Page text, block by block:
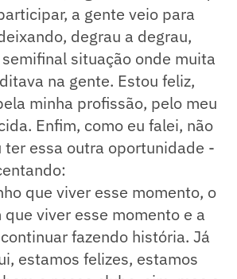
a gente veio para
degrau a degrau,
situação onde muita
na gente. Estou feliz,
minha profissão, pelo meu
Enfim, como eu falei, não
ter essa outra oportunidade -
que viver esse momento, o
viver esse momento e a
fazendo história. Já
estamos felizes, estamos